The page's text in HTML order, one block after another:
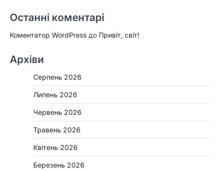
Останні коментарі
Коментатор WordPress до Привіт, світ!
Архіви
Серпень 2026
Липень 2026
Червень 2026
Травень 2026
Квітень 2026
Березень 2026